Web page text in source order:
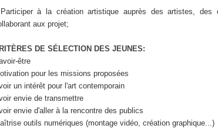
à la création artistique auprès des artistes, des
aux projet;
DE SÉLECTION DES JEUNES:
être
pour les missions proposées
un intérêt pour l'art contemporain
envie de transmettre
envie d'aller à la rencontre des publics
outils numériques (montage vidéo, création graphique...)